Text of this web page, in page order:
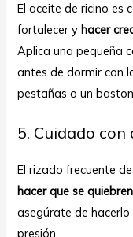
El aceite de ricino es
fortalecer y hacer
Aplica una pequeña
antes de dormir con
pestañas o un
5. Cuidado
El rizado frecuente
hacer que se quiebren
asegúrate de
presión.